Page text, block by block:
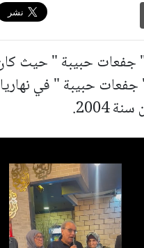
جفعات حبيبة " في
2004.